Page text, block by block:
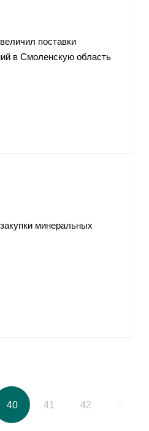
поставки
в Смоленскую область
минеральных
40 41 42